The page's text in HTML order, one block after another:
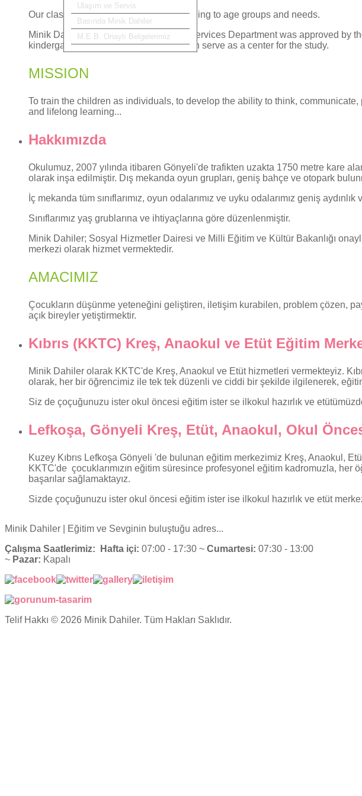
Ulaşım ve Servis
Basında Minik Dahiler
M.E.B. Onaylı Belgelerimiz
Our classes are organized for the according to age groups and needs.
Minik Dahiler (Little Geniuses); Social Services Department was approved by
kindergarten and primary school children serve as a center for the study.
MISSION
To train the children as individuals, to develop the ability to think,
and lifelong learning...
Hakkımızda
Okulumuz, 2007 yılında itibaren Gönyeli'de trafikten uzakta 1750 metre kare
olarak inşa edilmiştir. Dış mekanda oyun grupları, geniş bahçe ve otopark
İç mekanda tüm sınıflarımız, oyun odalarımız ve uyku odalarımız geniş
Sınıflarımız yaş grublarına ve ihtiyaçlarına göre düzenlenmiştir.
Minik Dahiler; Sosyal Hizmetler Dairesi ve Milli Eğitim ve Kültür Bakanlığı
merkezi olarak hizmet vermektedir.
AMACIMIZ
Çocukların düşünme yeteneğini geliştiren, iletişim kurabilen, problem çözen,
açık bireyler yetiştirmektir.
Kıbrıs (KKTC) Kreş, Anaokul ve Etüt Eğitim
Minik Dahiler olarak KKTC'de Kreş, Anaokul ve Etüt hizmetleri vermekteyiz.
olarak, her bir öğrencimiz ile tek tek düzenli ve ciddi bir şekilde ilgilenerek,
Siz de çoçuğunuzu ister okul öncesi eğitim ister se ilkokul hazırlık ve
Lefkoşa, Gönyeli Kreş, Etüt, Anaokul, Okul
Kuzey Kıbrıs Lefkoşa Gönyeli 'de bulunan eğitim merkezimiz Kreş, Anaokul,
KKTC'de çocuklarımızın eğitim süresince profesyonel eğitim kadromuzla,
başarılar sağlamaktayız.
Sizde çoçuğunuzu ister okul öncesi eğitim ister ise ilkokul hazırlık ve etüt
Minik Dahiler | Eğitim ve Sevginin buluştuğu adres...
Çalışma Saatlerimiz:
Hafta içi: 07:00 - 17:30 ~ Cumartesi: 07:30 - 13:00
~ Pazar: Kapalı
Telif Hakkı © 2026 Minik Dahiler. Tüm Hakları Saklıdır.